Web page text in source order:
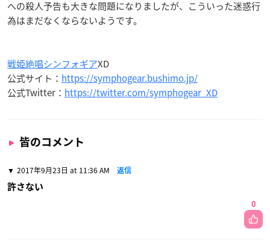
への殺人予告も大きな問題になりましたが、こういった迷惑行
為はまだなくならないようです。
戦姫絶唱シンフォギアXD
公式サイト： https://symphogear.bushimo.jp/
公式Twitter： https://twitter.com/symphogear_XD
皆のコメント
2017年9月23日 at 11:36 AM 返信
許さない
0